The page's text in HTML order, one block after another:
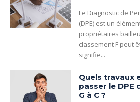
Le Diagnostic de
(DPE) est un
propriétaires
classement F peut
signifie...
Quels travaux
passer le DPE
G à C ?